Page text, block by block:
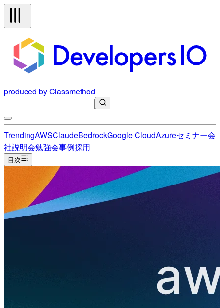
produced by Classmethod
TrendingAWSClaudeBedrockGoogle CloudAzureセミナー会
社説明会勉強会事例採用
目次